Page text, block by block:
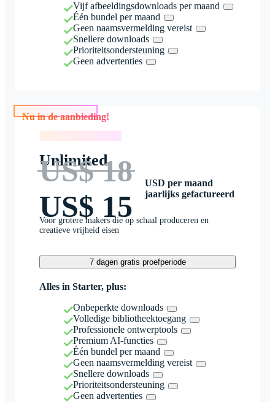
Vijf afbeeldingsdownloads per maand
Één bundel per maand
Geen naamsvermelding vereist
Snellere downloads
Prioriteitsondersteuning
Geen advertenties
Nu in de aanbieding!
Unlimited
US$ 18
US$ 15
USD per maand
jaarlijks gefactureerd
Voor grotere makers die op schaal produceren en
creatieve vrijheid eisen
7 dagen gratis proefperiode
Alles in Starter, plus:
Onbeperkte downloads
Volledige bibliotheektoegang
Professionele ontwerptools
Premium AI-functies
Één bundel per maand
Geen naamsvermelding vereist
Snellere downloads
Prioriteitsondersteuning
Geen advertenties